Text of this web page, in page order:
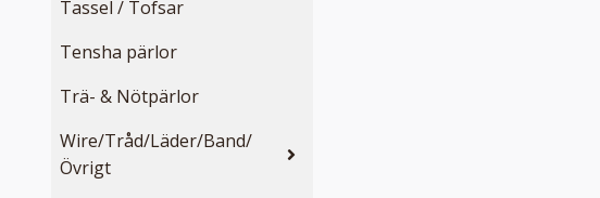
Tassel / Tofsar
Tensha pärlor
Trä- & Nötpärlor
Wire/Tråd/Läder/Band/
Övrigt